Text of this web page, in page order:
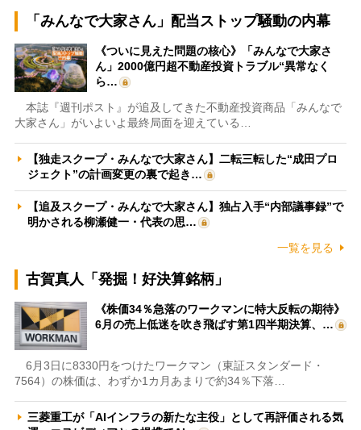
「みんなで大家さん」配当ストップ騒動の内幕
《ついに見えた問題の核心》「みんなで大家さ
ん」2000億円超不動産投資トラブル“異常なく
ら…
本誌『週刊ポスト』が追及してきた不動産投資商品「みんなで
大家さん」がいよいよ最終局面を迎えている…
【独走スクープ・みんなで大家さん】二転三転した“成田プロ
ジェクト”の計画変更の裏で起き…
【追及スクープ・みんなで大家さん】独占入手“内部議事録”で
明かされる柳瀬健一・代表の思…
一覧を見る
古賀真人「発掘！好決算銘柄」
《株価34％急落のワークマンに特大反転の期待》
6月の売上低迷を吹き飛ばす第1四半期決算、…
6月3日に8330円をつけたワークマン（東証スタンダード・
7564）の株価は、わずか1カ月あまりで約34％下落…
三菱重工が「AIインフラの新たな主役」として再評価される気